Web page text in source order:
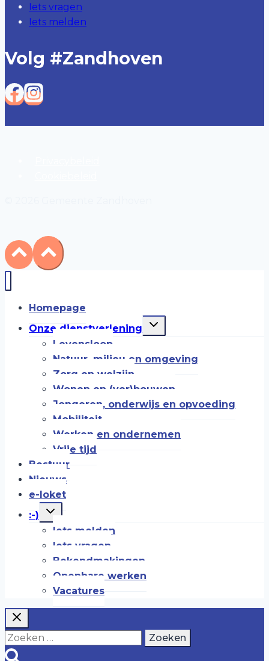
Iets vragen
Iets melden
Volg #zandhoven
Homepage
Onze dienstverlening
Toggle
submenu
Levensloop
Natuur, milieu en omgeving
Zorg en welzijn
Wonen en (ver)bouwen
Jongeren, onderwijs en opvoeding
Mobiliteit
Werken en ondernemen
Vrije tijd
Bestuur
Nieuws
e-loket
:-)
Toggle
submenu
Iets melden
Iets vragen
Bekendmakingen
Openbare werken
Vacatures
Zoeken
naar: